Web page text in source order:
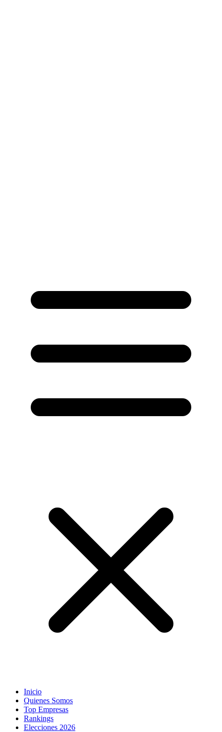
Inicio
Quienes Somos
Top Empresas
Rankings
Elecciones 2026